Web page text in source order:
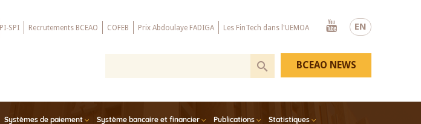
EN
PI-SPI Recrutements BCEAO COFEB Prix Abdoulaye FADIGA Les FinTech dans l'UEMOA
Youtube
Systèmes de paiement Système bancaire et financier Publications Statistiques
BCEAO NEWS